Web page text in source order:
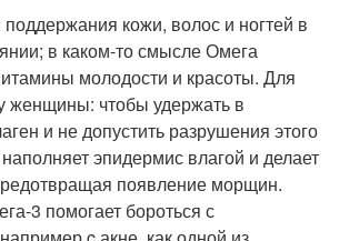
кожи, волос и ногтей в
в каком-то смысле Омега
молодости и красоты. Для
женщины: чтобы удержать в
и не допустить разрушения этого
эпидермис влагой и делает
появление морщин.
3 помогает бороться с